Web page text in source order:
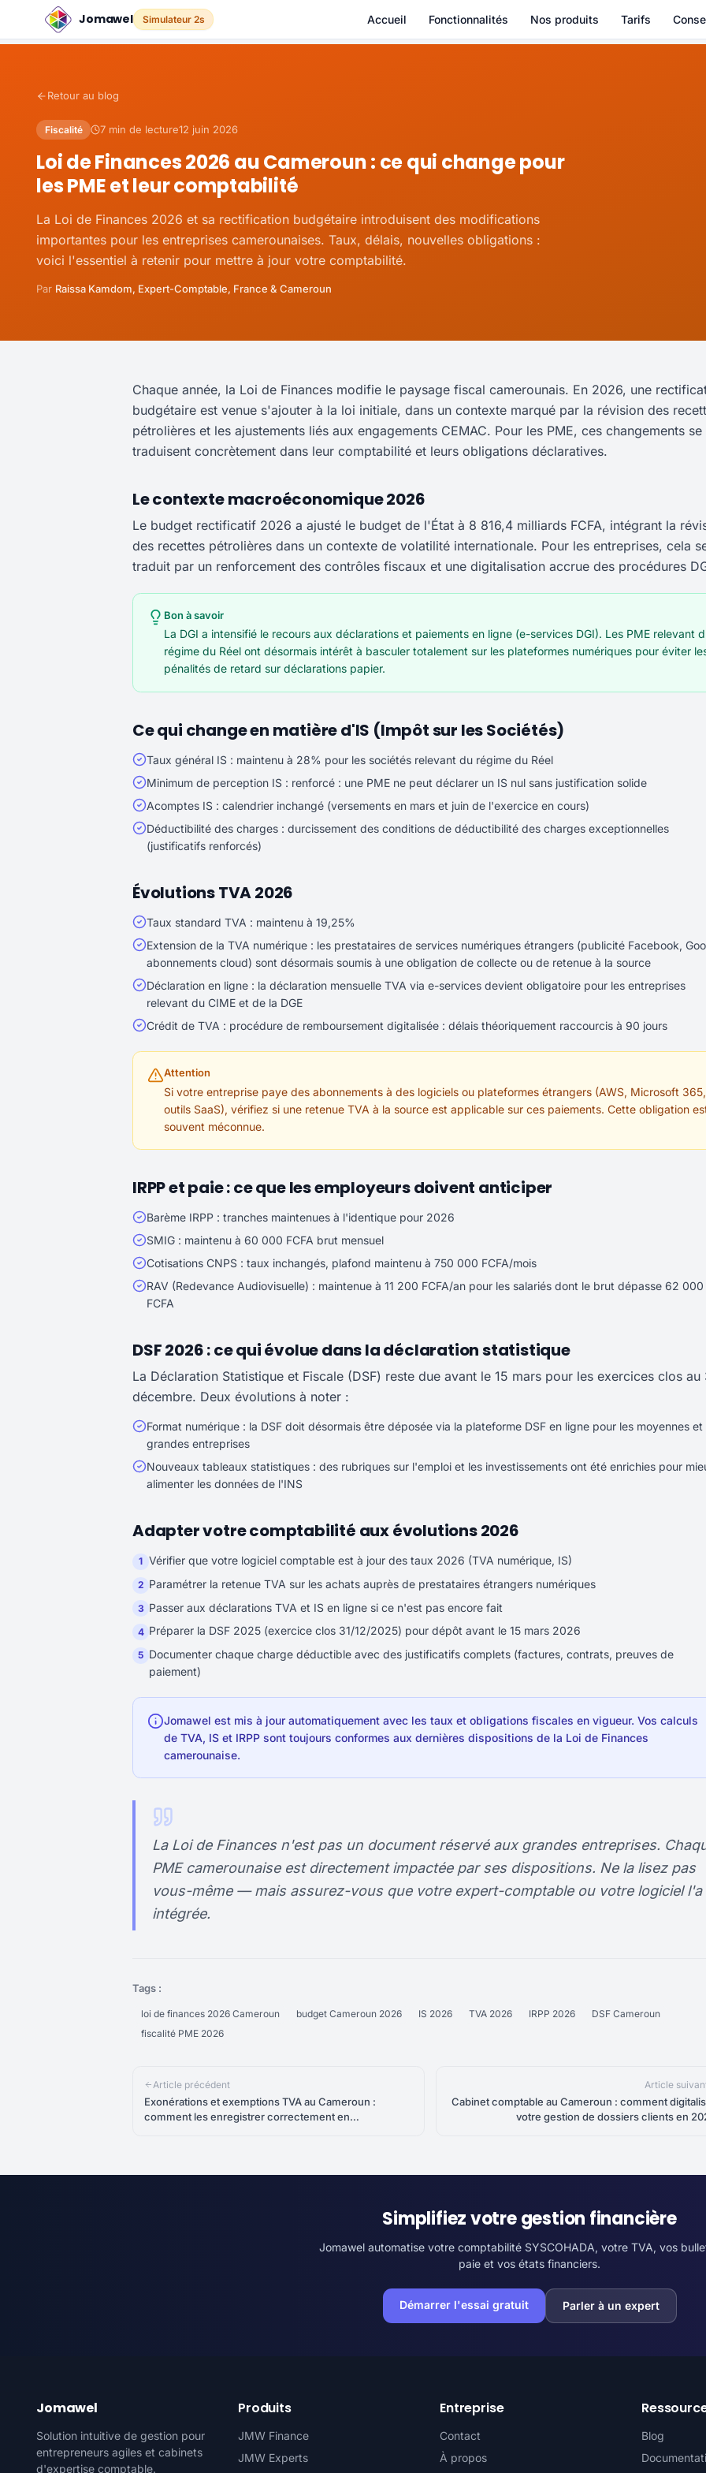
Jomawel Simulateur 2s Accueil Fonctionnalités Nos produits Tarifs
Retour au blog
Fiscalité 7 min de lecture12 juin 2026
Loi de Finances 2026 au Cameroun : ce qui change pour
les PME et leur comptabilité
La Loi de Finances 2026 et sa rectification budgétaire introduisent des modifications
importantes pour les entreprises camerounaises. Taux, délais, nouvelles obligations :
voici l'essentiel à retenir pour mettre à jour votre comptabilité.
Par Raissa Kamdom, Expert-Comptable, France & Cameroun
Chaque année, la Loi de Finances modifie le paysage fiscal camerounais. En 2026, une
budgétaire est venue s'ajouter à la loi initiale, dans un contexte marqué par la révision des
pétrolières et les ajustements liés aux engagements CEMAC. Pour les PME, ces changements se
traduisent concrètement dans leur comptabilité et leurs obligations déclaratives.
Le contexte macroéconomique 2026
Le budget rectificatif 2026 a ajusté le budget de l'État à 8 816,4 milliards FCFA, intégrant la
des recettes pétrolières dans un contexte de volatilité internationale. Pour les entreprises, cela
traduit par un renforcement des contrôles fiscaux et une digitalisation accrue des procédures
Bon à savoir
La DGI a intensifié le recours aux déclarations et paiements en ligne (e-services DGI). Les PME relevant
régime du Réel ont désormais intérêt à basculer totalement sur les plateformes numériques pour éviter
pénalités de retard sur déclarations papier.
Ce qui change en matière d'IS (Impôt sur les Sociétés)
Taux général IS : maintenu à 28% pour les sociétés relevant du régime du Réel
Minimum de perception IS : renforcé : une PME ne peut déclarer un IS nul sans justification solide
Acomptes IS : calendrier inchangé (versements en mars et juin de l'exercice en cours)
Déductibilité des charges : durcissement des conditions de déductibilité des charges exceptionnelles
(justificatifs renforcés)
Évolutions TVA 2026
Taux standard TVA : maintenu à 19,25%
Extension de la TVA numérique : les prestataires de services numériques étrangers (publicité Facebook,
abonnements cloud) sont désormais soumis à une obligation de collecte ou de retenue à la source
Déclaration en ligne : la déclaration mensuelle TVA via e-services devient obligatoire pour les entreprises
relevant du CIME et de la DGE
Crédit de TVA : procédure de remboursement digitalisée : délais théoriquement raccourcis à 90 jours
Attention
Si votre entreprise paye des abonnements à des logiciels ou plateformes étrangers (AWS, Microsoft 365,
outils SaaS), vérifiez si une retenue TVA à la source est applicable sur ces paiements. Cette obligation
souvent méconnue.
IRPP et paie : ce que les employeurs doivent anticiper
Barème IRPP : tranches maintenues à l'identique pour 2026
SMIG : maintenu à 60 000 FCFA brut mensuel
Cotisations CNPS : taux inchangés, plafond maintenu à 750 000 FCFA/mois
RAV (Redevance Audiovisuelle) : maintenue à 11 200 FCFA/an pour les salariés dont le brut dépasse 62 000
FCFA
DSF 2026 : ce qui évolue dans la déclaration statistique
La Déclaration Statistique et Fiscale (DSF) reste due avant le 15 mars pour les exercices clos au
décembre. Deux évolutions à noter :
Format numérique : la DSF doit désormais être déposée via la plateforme DSF en ligne pour les moyennes et
grandes entreprises
Nouveaux tableaux statistiques : des rubriques sur l'emploi et les investissements ont été enrichies pour
alimenter les données de l'INS
Adapter votre comptabilité aux évolutions 2026
1 Vérifier que votre logiciel comptable est à jour des taux 2026 (TVA numérique, IS)
2 Paramétrer la retenue TVA sur les achats auprès de prestataires étrangers numériques
3 Passer aux déclarations TVA et IS en ligne si ce n'est pas encore fait
4 Préparer la DSF 2025 (exercice clos 31/12/2025) pour dépôt avant le 15 mars 2026
5 Documenter chaque charge déductible avec des justificatifs complets (factures, contrats, preuves de
paiement)
Jomawel est mis à jour automatiquement avec les taux et obligations fiscales en vigueur. Vos calculs
de TVA, IS et IRPP sont toujours conformes aux dernières dispositions de la Loi de Finances
camerounaise.
La Loi de Finances n'est pas un document réservé aux grandes entreprises.
PME camerounaise est directement impactée par ses dispositions. Ne la lisez pas
vous-même — mais assurez-vous que votre expert-comptable ou votre logiciel l'a
intégrée.
Tags :
loi de finances 2026 Cameroun budget Cameroun 2026 IS 2026 TVA 2026 IRPP 2026
DSF Cameroun
fiscalité PME 2026
Article précédent
Exonérations et exemptions TVA au Cameroun :
comment les enregistrer correctement en
Article
Cabinet comptable au Cameroun : comment
votre gestion de dossiers clients en
Simplifiez votre gestion financière
Jomawel automatise votre comptabilité SYSCOHADA, votre TVA, vos
paie et vos états financiers.
Démarrer l'essai gratuit Parler à un expert
Jomawel
Solution intuitive de gestion pour
entrepreneurs agiles et cabinets
d'expertise comptable.
Produits
JMW Finance
JMW Experts
Entreprise
Contact
À propos
Blog